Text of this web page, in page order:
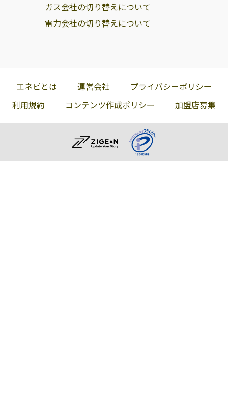
ガス会社の切り替えについて
電力会社の切り替えについて
エネピとは 運営会社
プライバシーポリシー
利用規約
コンテンツ作成ポリシー 加盟店募集